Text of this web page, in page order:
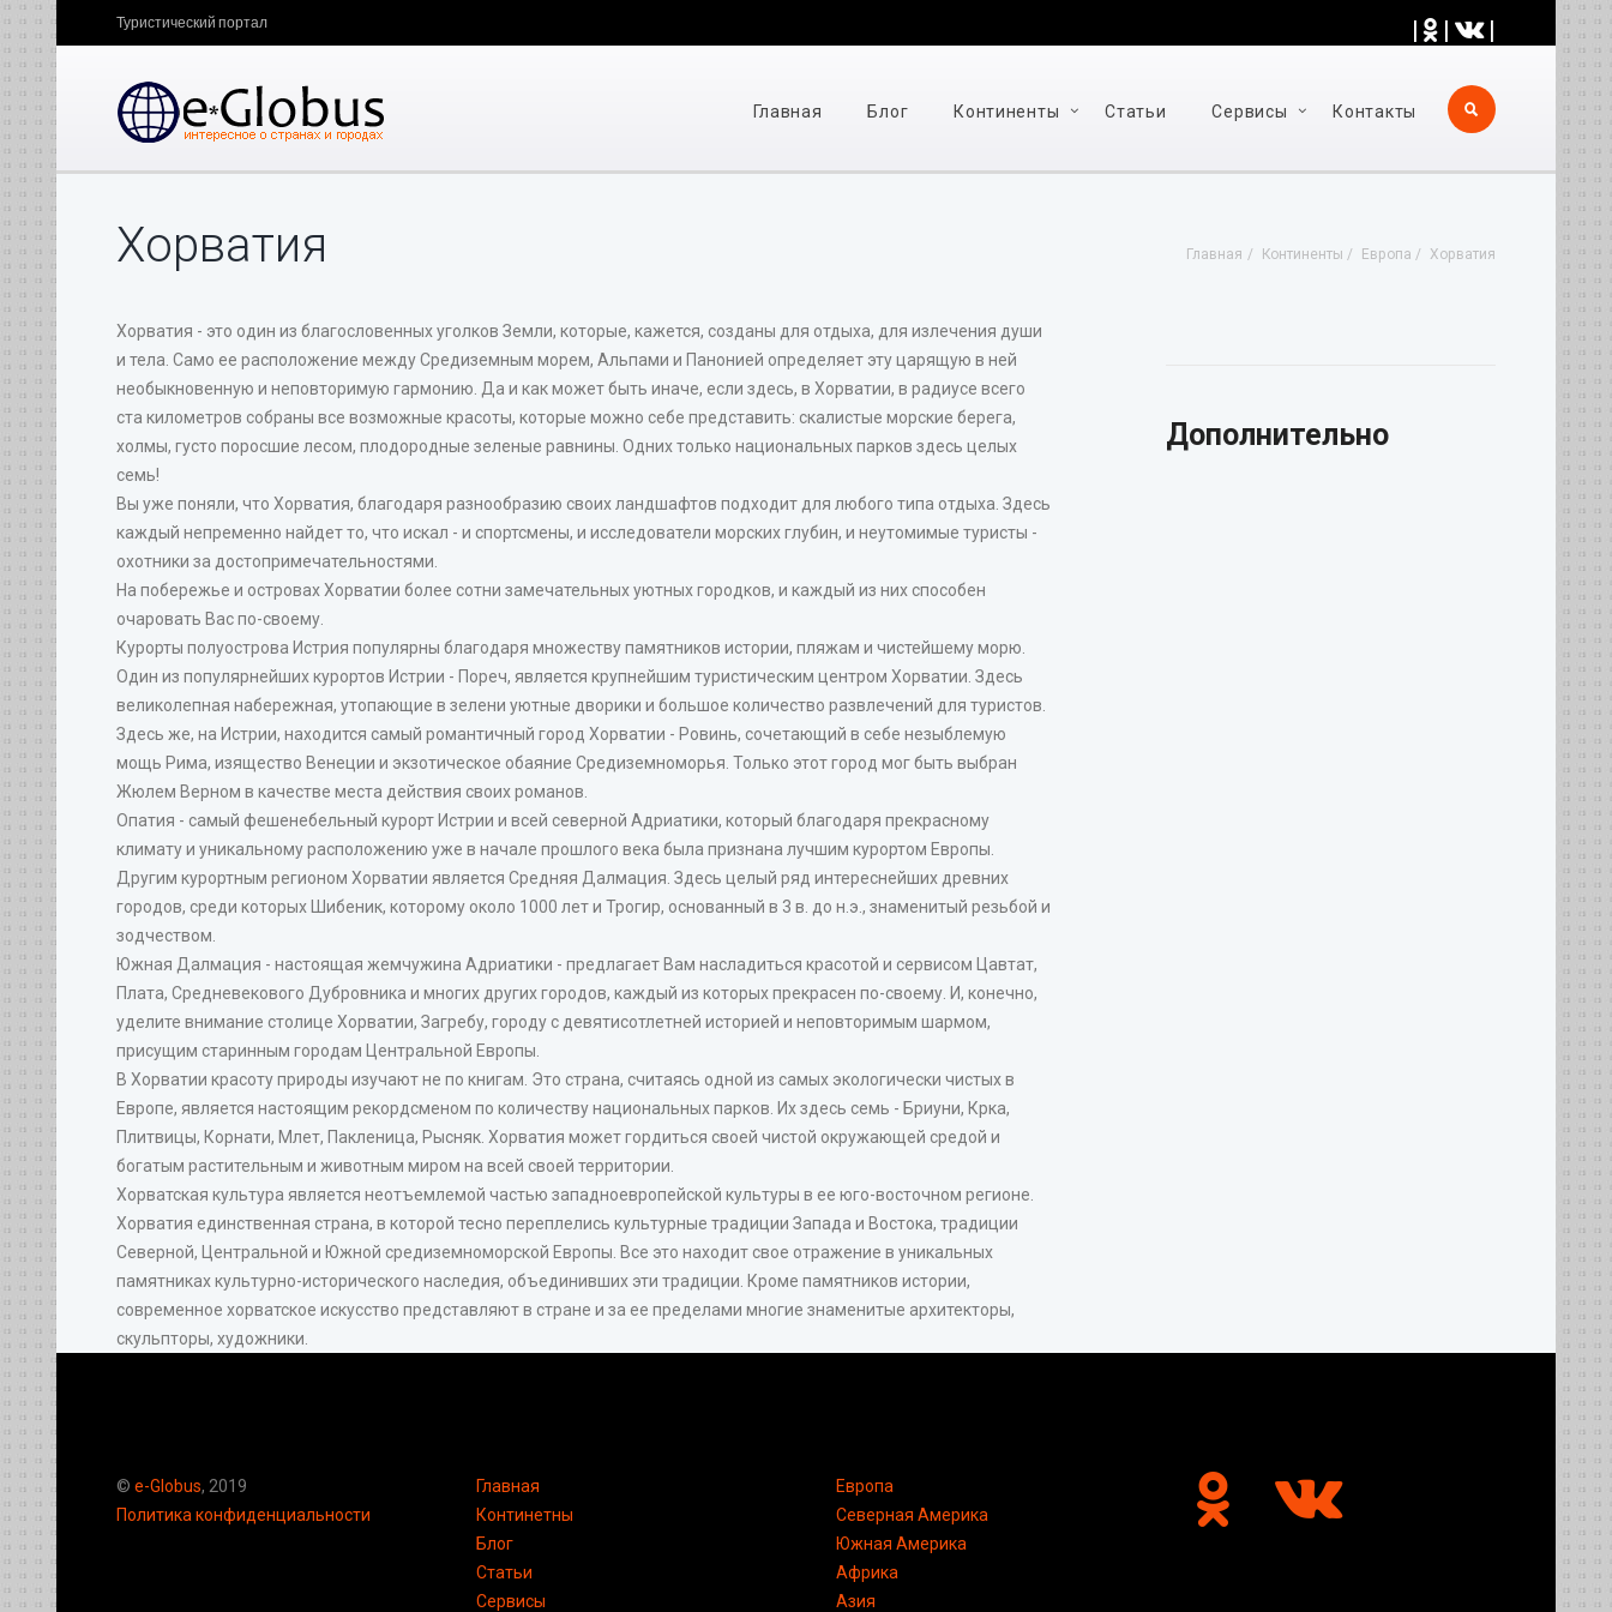
| | |
Туристический портал
Главная Блог Континенты Статьи Cервисы Контакты
Главная Континенты Европа Хорватия
Хорватия
Хорватия - это один из благословенных уголков Земли, которые, кажется, созданы для отдыха, для излечения души
и тела. Само ее расположение между Средиземным морем, Альпами и Панонией определяет эту царящую в ней
необыкновенную и неповторимую гармонию. Да и как может быть иначе, если здесь, в Хорватии, в радиусе всего
ста километров собраны все возможные красоты, которые можно себе представить: скалистые морские берега,
холмы, густо поросшие лесом, плодородные зеленые равнины. Одних только национальных парков здесь целых
семь!
Вы уже поняли, что Хорватия, благодаря разнообразию своих ландшафтов подходит для любого типа отдыха. Здесь
каждый непременно найдет то, что искал - и спортсмены, и исследователи морских глубин, и неутомимые туристы -
охотники за достопримечательностями.
На побережье и островах Хорватии более сотни замечательных уютных городков, и каждый из них способен
очаровать Вас по-своему.
Курорты полуострова Истрия популярны благодаря множеству памятников истории, пляжам и чистейшему морю.
Один из популярнейших курортов Истрии - Пореч, является крупнейшим туристическим центром Хорватии. Здесь
великолепная набережная, утопающие в зелени уютные дворики и большое количество развлечений для туристов.
Здесь же, на Истрии, находится самый романтичный город Хорватии - Ровинь, сочетающий в себе незыблемую
мощь Рима, изящество Венеции и экзотическое обаяние Средиземноморья. Только этот город мог быть выбран
Жюлем Верном в качестве места действия своих романов.
Опатия - самый фешенебельный курорт Истрии и всей северной Адриатики, который благодаря прекрасному
климату и уникальному расположению уже в начале прошлого века была признана лучшим курортом Европы.
Другим курортным регионом Хорватии является Средняя Далмация. Здесь целый ряд интереснейших древних
городов, среди которых Шибеник, которому около 1000 лет и Трогир, основанный в 3 в. до н.э., знаменитый резьбой и
зодчеством.
Южная Далмация - настоящая жемчужина Адриатики - предлагает Вам насладиться красотой и сервисом Цавтат,
Плата, Средневекового Дубровника и многих других городов, каждый из которых прекрасен по-своему. И, конечно,
уделите внимание столице Хорватии, Загребу, городу с девятисотлетней историей и неповторимым шармом,
присущим старинным городам Центральной Европы.
В Хорватии красоту природы изучают не по книгам. Это страна, считаясь одной из самых экологически чистых в
Европе, является настоящим рекордсменом по количеству национальных парков. Их здесь семь - Бриуни, Крка,
Плитвицы, Корнати, Млет, Пакленица, Рысняк. Хорватия может гордиться своей чистой окружающей средой и
богатым растительным и животным миром на всей своей территории.
Хорватская культура является неотъемлемой частью западноевропейской культуры в ее юго-восточном регионе.
Хорватия единственная страна, в которой тесно переплелись культурные традиции Запада и Востока, традиции
Северной, Центральной и Южной средиземноморской Европы. Все это находит свое отражение в уникальных
памятниках культурно-исторического наследия, объединивших эти традиции. Кроме памятников истории,
современное хорватское искусство представляют в стране и за ее пределами многие знаменитые архитекторы,
скульпторы, художники.
Дополнительно
© e-Globus, 2019
Политика конфиденциальности
Главная
Континетны
Блог
Статьи
Сервисы
Европа
Северная Америка
Южная Америка
Африка
Азия